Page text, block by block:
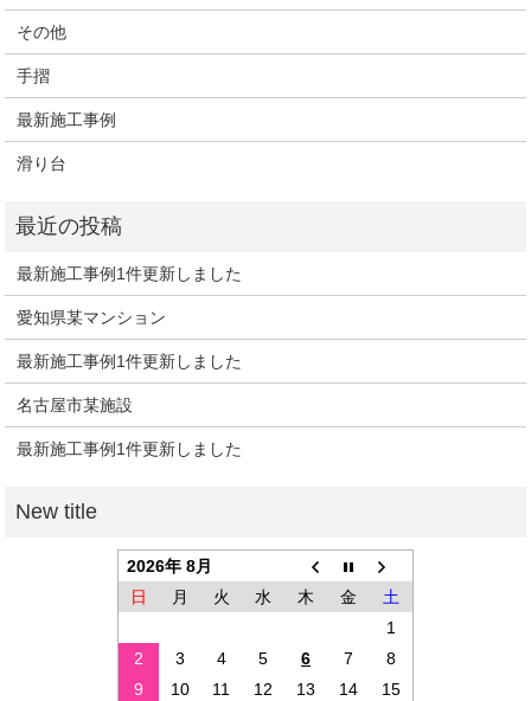
その他
手摺
最新施工事例
滑り台
最新施工事例1件更新しました
愛知県某マンション
最新施工事例1件更新しました
名古屋市某施設
最新施工事例1件更新しました
2026年 8月
日
月 火 水 木 金
土
1
2
3 4 5 6 7
8
9
10 11 12 13 14
15